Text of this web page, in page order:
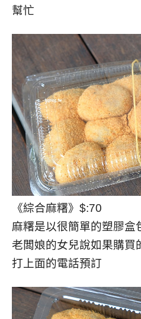
幫忙
《綜合麻糬》$:70
麻糬是以很簡單的塑膠盒
老闆娘的女兒說如果購買
打上面的電話預訂